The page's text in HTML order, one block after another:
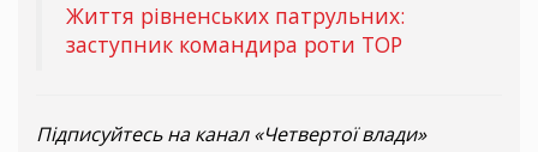
Життя рівненських патрульних:
заступник командира роти ТОР
Підписуйтесь на канал «Четвертої влади»